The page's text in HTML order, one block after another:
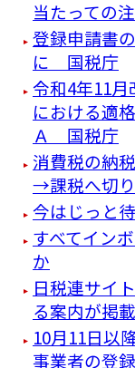
当たっての
登録申請書
に 国税庁
令和4年11
における適
Ａ 国税庁
消費税の納
→課税へ切
今はじっと
すべてイン
か
日税連サイ
る案内が掲載
10月11日以
事業者の登